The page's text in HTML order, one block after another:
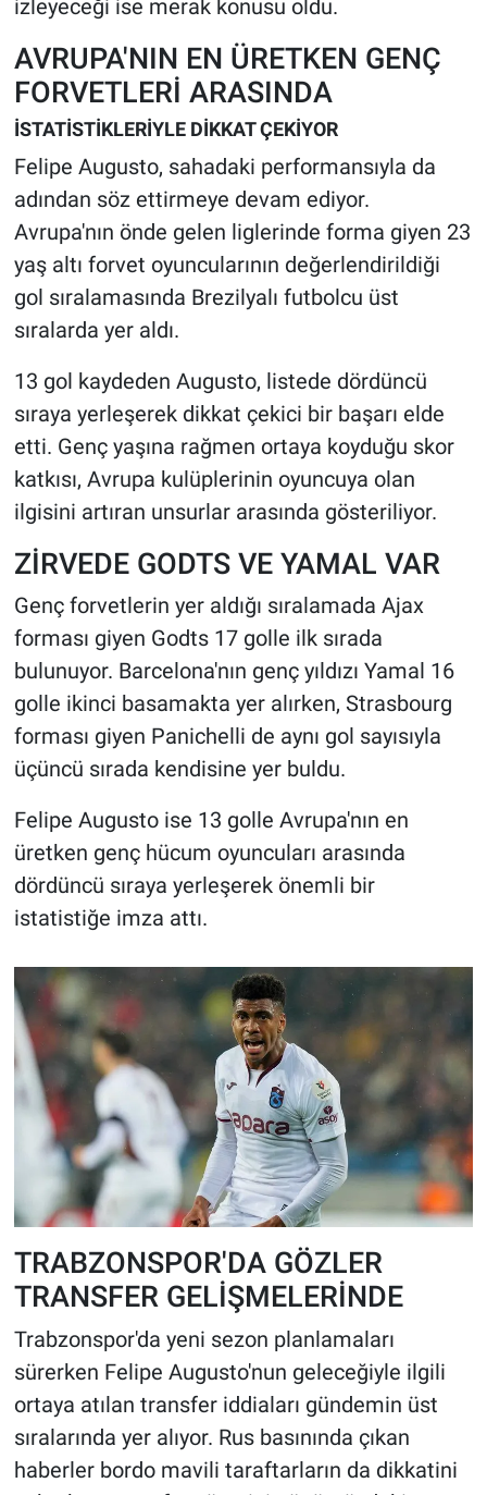
izleyeceği ise merak konusu oldu.
AVRUPA'NIN EN ÜRETKEN GENÇ
FORVETLERİ ARASINDA
İSTATİSTİKLERİYLE DİKKAT ÇEKİYOR
Felipe Augusto, sahadaki performansıyla da
adından söz ettirmeye devam ediyor.
Avrupa'nın önde gelen liglerinde forma giyen 23
yaş altı forvet oyuncularının değerlendirildiği
gol sıralamasında Brezilyalı futbolcu üst
sıralarda yer aldı.
13 gol kaydeden Augusto, listede dördüncü
sıraya yerleşerek dikkat çekici bir başarı elde
etti. Genç yaşına rağmen ortaya koyduğu skor
katkısı, Avrupa kulüplerinin oyuncuya olan
ilgisini artıran unsurlar arasında gösteriliyor.
ZİRVEDE GODTS VE YAMAL VAR
Genç forvetlerin yer aldığı sıralamada Ajax
forması giyen Godts 17 golle ilk sırada
bulunuyor. Barcelona'nın genç yıldızı Yamal 16
golle ikinci basamakta yer alırken, Strasbourg
forması giyen Panichelli de aynı gol sayısıyla
üçüncü sırada kendisine yer buldu.
Felipe Augusto ise 13 golle Avrupa'nın en
üretken genç hücum oyuncuları arasında
dördüncü sıraya yerleşerek önemli bir
istatistiğe imza attı.
TRABZONSPOR'DA GÖZLER
TRANSFER GELİŞMELERİNDE
Trabzonspor'da yeni sezon planlamaları
sürerken Felipe Augusto'nun geleceğiyle ilgili
ortaya atılan transfer iddiaları gündemin üst
sıralarında yer alıyor. Rus basınında çıkan
haberler bordo mavili taraftarların da dikkatini